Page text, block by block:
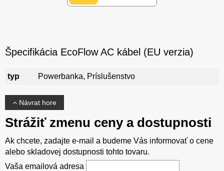
Špecifikácia EcoFlow AC kábel (EU verzia)
typ Powerbanka, Príslušenstvo
Návrat hore
Strážiť zmenu ceny a dostupnosti
Ak chcete, zadajte e-mail a budeme Vás informovať o cene
alebo skladovej dostupnosti tohto tovaru.
Vaša emailová adresa